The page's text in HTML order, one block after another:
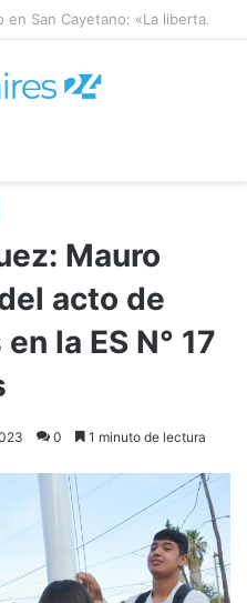
La Iglesia rompe el silencio en San Cayetano: «La libertad económica no puede ser absoluta»
Mauro
acto de
la ES N° 17
0 1 minuto de lectura